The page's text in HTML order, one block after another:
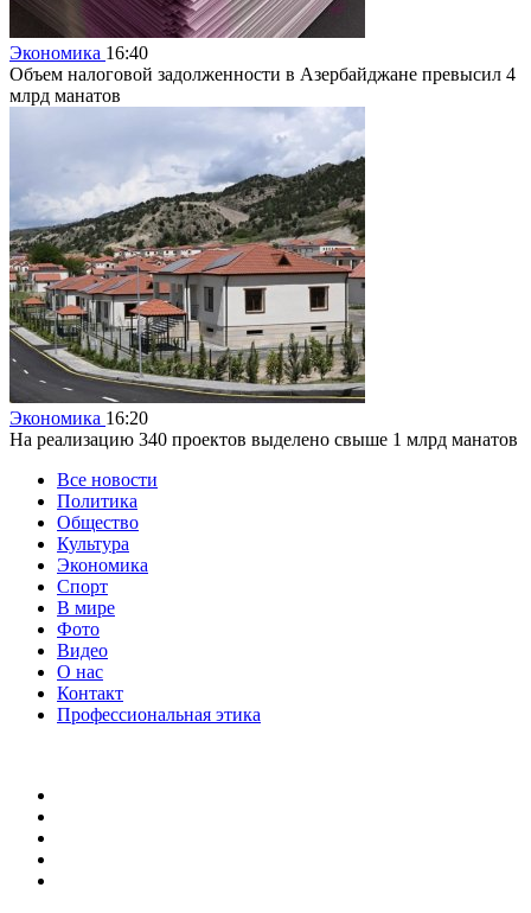
Экономика 16:40
Объем налоговой задолженности в Азербайджане превысил 4
млрд манатов
Экономика 16:20
На реализацию 340 проектов выделено свыше 1 млрд манатов
Все новости
Политика
Общество
Культура
Экономика
Спорт
В мире
Фото
Видео
О нас
Контакт
Профессиональная этика